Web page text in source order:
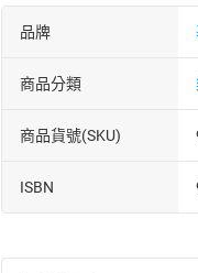
筆記不只是整理，而是
全面解析NotebookLM
行規劃與團隊協作。從
＊智慧筆記：打造你的
‧掌握NotebookLM基礎
‧探索網路資源撰寫深度
品牌
商品分類
商品貨號(SKU)
ISBN